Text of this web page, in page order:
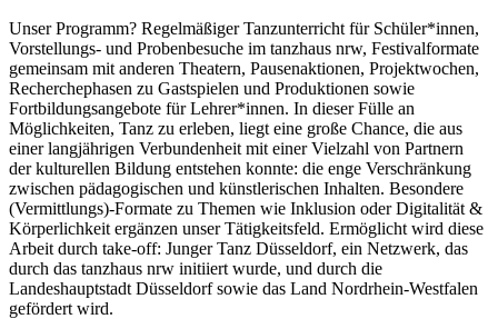
Unser Programm? Regelmäßiger Tanzunterricht für Schüler*innen,
Vorstellungs- und Probenbesuche im tanzhaus nrw, Festivalformate
gemeinsam mit anderen Theatern, Pausenaktionen, Projektwochen,
Recherchephasen zu Gastspielen und Produktionen sowie
Fortbildungsangebote für Lehrer*innen. In dieser Fülle an
Möglichkeiten, Tanz zu erleben, liegt eine große Chance, die aus
einer langjährigen Verbundenheit mit einer Vielzahl von Partnern
der kulturellen Bildung entstehen konnte: die enge Verschränkung
zwischen pädagogischen und künstlerischen Inhalten. Besondere
(Vermittlungs)-Formate zu Themen wie Inklusion oder Digitalität &
Körperlichkeit ergänzen unser Tätigkeitsfeld. Ermöglicht wird diese
Arbeit durch take-off: Junger Tanz Düsseldorf, ein Netzwerk, das
durch das tanzhaus nrw initiiert wurde, und durch die
Landeshauptstadt Düsseldorf sowie das Land Nordrhein-Westfalen
gefördert wird.